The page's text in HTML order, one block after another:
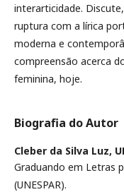
interarticidade.
ruptura com a lírica
moderna e
compreensão acerca
feminina, hoje.
Biografia do Autor
Cleber da Silva Luz,
Graduando em Letras
(UNESPAR).